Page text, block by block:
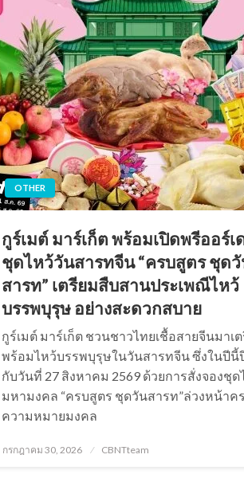
OTHER
กูร์เมต์ มาร์เก็ต พร้อมเปิดพรีออร์เ
ชุดไหว้วันสารทจีน “ครบสูตร ชุด
สารท” เตรียมสืบสานประเพณีไหว้
บรรพบุรุษ อย่างสะดวกสบาย
กูร์เมต์ มาร์เก็ต ชวนชาวไทยเชื้อสายจีนมาเ
พร้อมไหว้บรรพบุรุษในวันสารทจีน ซึ่งในปีนี้
กับวันที่ 27 สิงหาคม 2569 ด้วยการสั่งจองชุด
มหามงคล “ครบสูตร ชุดวันสารท”ล่วงหน้าค
ความหมายมงคล
Posted
กรกฎาคม 30, 2026 CBNTteam